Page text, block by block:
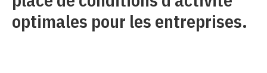
optimales pour les entreprises.